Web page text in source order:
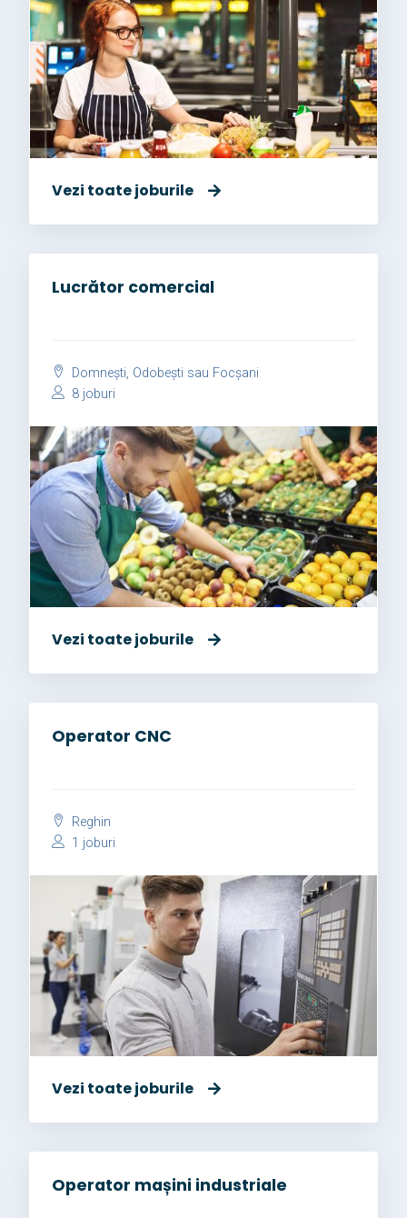
Vezi toate joburile
Lucrător comercial
Domnești, Odobești sau Focșani
8 joburi
Vezi toate joburile
Operator CNC
Reghin
1 joburi
Vezi toate joburile
Operator mașini industriale